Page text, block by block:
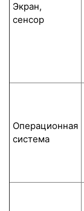
Экран,
сенсор
Операционная
система